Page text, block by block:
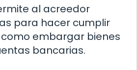
al acreedor
para hacer cumplir
embargar bienes
bancarias.